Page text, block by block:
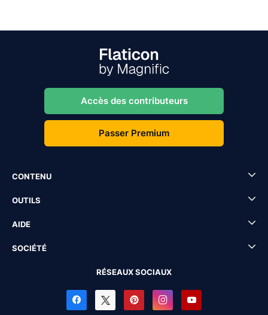
Accès des contributeurs
Passer Premium
CONTENU
OUTILS
AIDE
SOCIÉTÉ
RÉSEAUX SOCIAUX